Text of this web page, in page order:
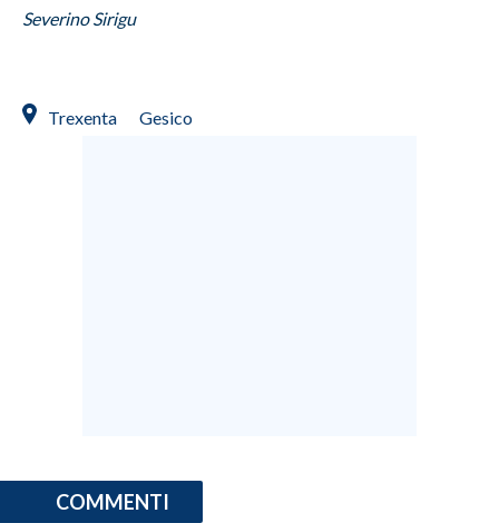
Severino Sirigu
Trexenta Gesico
COMMENTI